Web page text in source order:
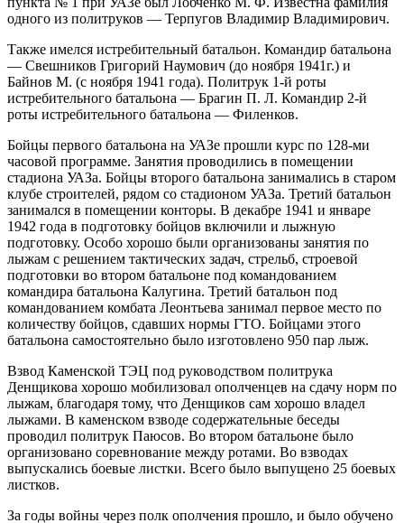
одного из политруков — Терпугов Владимир Владимирович.
Также имелся истребительный батальон. Командир батальона
— Свешников Григорий Наумович (до ноября 1941г.) и
Байнов М. (с ноября 1941 года). Политрук 1-й роты
истребительного батальона — Брагин П. Л. Командир 2-й
роты истребительного батальона — Филенков.
Бойцы первого батальона на УАЗе прошли курс по 128-ми
часовой программе. Занятия проводились в помещении
стадиона УАЗа. Бойцы второго батальона занимались в старом
клубе строителей, рядом со стадионом УАЗа. Третий батальон
занимался в помещении конторы. В декабре 1941 и январе
1942 года в подготовку бойцов включили и лыжную
подготовку. Особо хорошо были организованы занятия по
лыжам с решением тактических задач, стрельб, строевой
подготовки во втором батальоне под командованием
командира батальона Калугина. Третий батальон под
командованием комбата Леонтьева занимал первое место по
количеству бойцов, сдавших нормы ГТО. Бойцами этого
батальона самостоятельно было изготовлено 950 пар лыж.
Взвод Каменской ТЭЦ под руководством политрука
Денщикова хорошо мобилизовал ополченцев на сдачу норм по
лыжам, благодаря тому, что Денщиков сам хорошо владел
лыжами. В каменском взводе содержательные беседы
проводил политрук Паюсов. Во втором батальоне было
организовано соревнование между ротами. Во взводах
выпускались боевые листки. Всего было выпущено 25 боевых
листков.
За годы войны через полк ополчения прошло, и было обучено